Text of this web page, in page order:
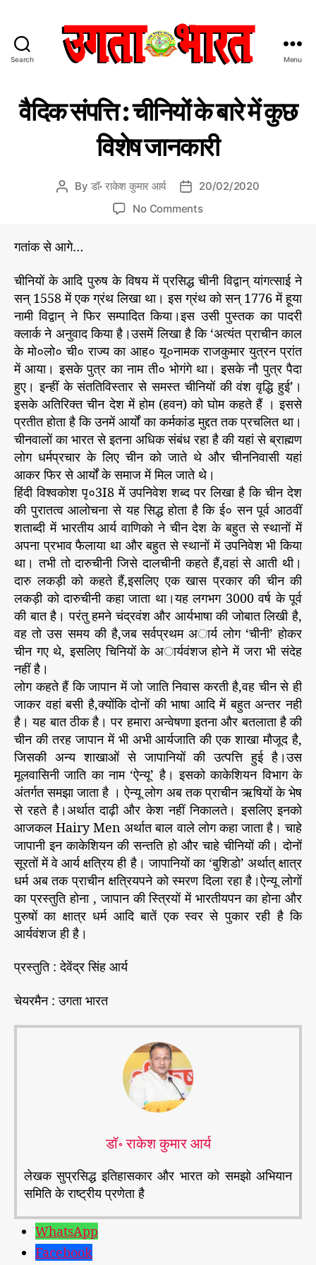
Search
ता
भा
त
हिं
स
प
त्र
Menu
C
a
s
वैदिक संपत्ति : चीनियों के बारे में कुछ
विशेष जानकारी
P
a
t
h
o
r
By डॉ॰ राकेश कुमार आर्य
P
t
e
20/02/2020
No Commentso
सं
प
त्ति
:
ची
नि
यों
के
बा
रे
में
कु
छ
वि
शे
ष
जा
न
का
री
गतांक से आगे…
चीनियों के आदि पुरुष के विषय में प्रसिद्ध चीनी विद्वान् यांगत्साई ने
सन् 1558 में एक ग्रंथ लिखा था। इस ग्रंथ को सन् 1776 में हूया
नामी विद्वान् ने फिर सम्पादित किया।इस उसी पुस्तक का पादरी
क्लार्क ने अनुवाद किया है।उसमें लिखा है कि ‘अत्यंत प्राचीन काल
के मो०लो० ची० राज्य का आह० यू०नामक राजकुमार युत्रन प्रांत
में आया। इसके पुत्र का नाम ती० भोगंगे था। इसके नौ पुत्र पैदा
हुए। इन्हीं के संततिविस्तार से समस्त चीनियों की वंश वृद्धि हुई’।
इसके अतिरिक्त चीन देश में होम (हवन) को घोम कहते हैं । इससे
प्रतीत होता है कि उनमें आर्यों का कर्मकांड मुद्दत तक प्रचलित था।
चीनवालों का भारत से इतना अधिक संबंध रहा है की यहां से ब्राह्मण
लोग धर्मप्रचार के लिए चीन को जाते थे और चीननिवासी यहां
आकर फिर से आर्यों के समाज में मिल जाते थे।
हिंदी विश्वकोश पृ०3I8 में उपनिवेश शब्द पर लिखा है कि चीन देश
की पुरातत्व आलोचना से यह सिद्ध होता है कि ई० सन पूर्व आठवीं
शताब्दी में भारतीय आर्य वाणिको ने चीन देश के बहुत से स्थानों में
अपना प्रभाव फैलाया था और बहुत से स्थानों में उपनिवेश भी किया
था। तभी तो दारुचीनी जिसे दालचीनी कहते हैं,वहां से आती थी।
दारु लकड़ी को कहते हैं,इसलिए एक खास प्रकार की चीन की
लकड़ी को दारुचीनी कहा जाता था।यह लगभग 3000 वर्ष के पूर्व
की बात है। परंतु हमने चंद्रवंश और आर्यभाषा की जोबात लिखी है,
वह तो उस समय की है,जब सर्वप्रथम अार्य लोग ‘चीनी’ होकर
चीन गए थे, इसलिए चिनियों के अार्यवंशज होने में जरा भी संदेह
नहीं है।
लोग कहते हैं कि जापान में जो जाति निवास करती है,वह चीन से ही
जाकर वहां बसी है,क्योंकि दोनों की भाषा आदि में बहुत अन्तर नही
है। यह बात ठीक है। पर हमारा अन्वेषणा इतना और बतलाता है की
चीन की तरह जापान में भी अभी आर्यजाति की एक शाखा मौजूद है,
जिसकी अन्य शाखाओं से जापानियों की उत्पत्ति हुई है।उस
मूलवासिनी जाति का नाम ‘ऐन्यू’ है। इसको काकेशियन विभाग के
अंतर्गत समझा जाता है । ऐन्यू लोग अब तक प्राचीन ऋषियों के भेष
से रहते है।अर्थात दाढ़ी और केश नहीं निकालते। इसलिए इनको
आजकल Hairy Men अर्थात बाल वाले लोग कहा जाता है। चाहे
जापानी इन काकेशियन की सन्तति हो और चाहे चीनियों की। दोनों
सूरतों में वे आर्य क्षत्रिय ही है। जापानियों का ‘बुशिडो’ अर्थात् क्षात्र
धर्म अब तक प्राचीन क्षत्रियपने को स्मरण दिला रहा है।ऐन्यू लोगों
का प्रस्तुति होना , जापान की स्त्रियों में भारतीयपन का होना और
पुरुषों का क्षात्र धर्म आदि बातें एक स्वर से पुकार रही है कि
आर्यवंशज ही है।
प्रस्तुति : देवेंद्र सिंह आर्य
चेयरमैन : उगता भारत
डॉ॰ राकेश कुमार आर्य
लेखक सुप्रसिद्ध इतिहासकार और भारत को समझो अभियान
समिति के राष्ट्रीय प्रणेता है
WhatsApp
Facebook